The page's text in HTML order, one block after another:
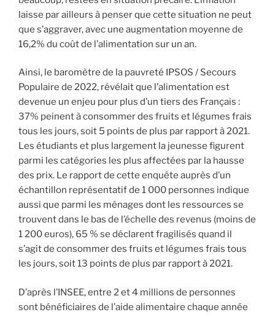
laisse par ailleurs à penser que cette situation ne peut
que s’aggraver, avec une augmentation moyenne de
16,2% du coût de l’alimentation sur un an.
Ainsi, le baromètre de la pauvreté IPSOS / Secours
Populaire de 2022, révélait que l’alimentation est
devenue un enjeu pour plus d’un tiers des Français :
37% peinent à consommer des fruits et légumes frais
tous les jours, soit 5 points de plus par rapport à 2021.
Les étudiants et plus largement la jeunesse figurent
parmi les catégories les plus affectées par la hausse
des prix. Le rapport de cette enquête auprès d’un
échantillon représentatif de 1 000 personnes indique
aussi que parmi les ménages dont les ressources se
trouvent dans le bas de l’échelle des revenus (moins de
1 200 euros), 65 % se déclarent fragilisés quand il
s’agit de consommer des fruits et légumes frais tous
les jours, soit 13 points de plus par rapport à 2021.
D’après l’INSEE, entre 2 et 4 millions de personnes
sont bénéficiaires de l’aide alimentaire chaque année